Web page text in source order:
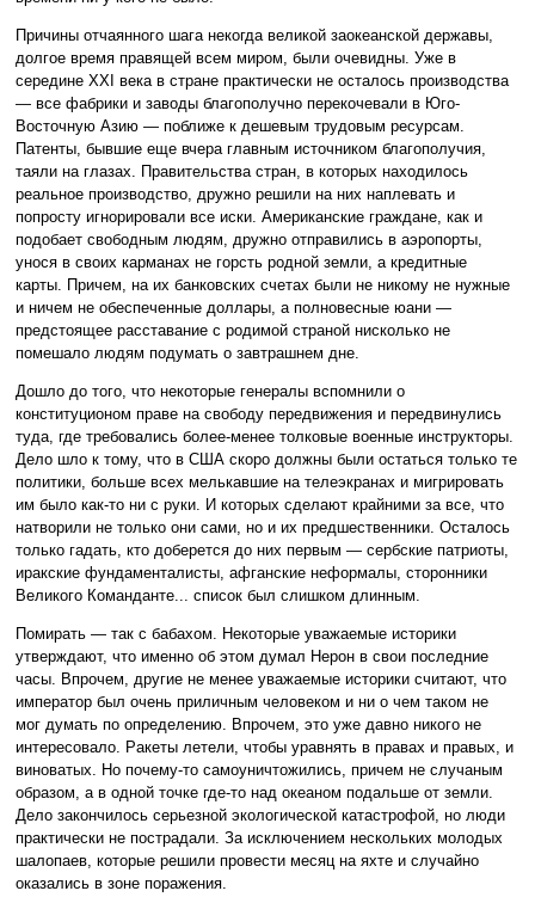
Причины отчаянного шага некогда великой заокеанской державы,
долгое время правящей всем миром, были очевидны. Уже в
середине XXI века в стране практически не осталось производства
— все фабрики и заводы благополучно перекочевали в Юго-
Восточную Азию — поближе к дешевым трудовым ресурсам.
Патенты, бывшие еще вчера главным источником благополучия,
таяли на глазах. Правительства стран, в которых находилось
реальное производство, дружно решили на них наплевать и
попросту игнорировали все иски. Американские граждане, как и
подобает свободным людям, дружно отправились в аэропорты,
унося в своих карманах не горсть родной земли, а кредитные
карты. Причем, на их банковских счетах были не никому не нужные
и ничем не обеспеченные доллары, а полновесные юани —
предстоящее расставание с родимой страной нисколько не
помешало людям подумать о завтрашнем дне.
Дошло до того, что некоторые генералы вспомнили о
конституционом праве на свободу передвижения и передвинулись
туда, где требовались более-менее толковые военные инструкторы.
Дело шло к тому, что в США скоро должны были остаться только те
политики, больше всех мелькавшие на телеэкранах и мигрировать
им было как-то ни с руки. И которых сделают крайними за все, что
натворили не только они сами, но и их предшественники. Осталось
только гадать, кто доберется до них первым — сербские патриоты,
иракские фундаменталисты, афганские неформалы, сторонники
Великого Команданте... список был слишком длинным.
Помирать — так с бабахом. Некоторые уважаемые историки
утверждают, что именно об этом думал Нерон в свои последние
часы. Впрочем, другие не менее уважаемые историки считают, что
император был очень приличным человеком и ни о чем таком не
мог думать по определению. Впрочем, это уже давно никого не
интересовало. Ракеты летели, чтобы уравнять в правах и правых, и
виноватых. Но почему-то самоуничтожились, причем не случаным
образом, а в одной точке где-то над океаном подальше от земли.
Дело закончилось серьезной экологической катастрофой, но люди
практически не пострадали. За исключением нескольких молодых
шалопаев, которые решили провести месяц на яхте и случайно
оказались в зоне поражения.